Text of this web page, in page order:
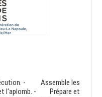
- Assemble les
et l'aplomb. - Prépare et